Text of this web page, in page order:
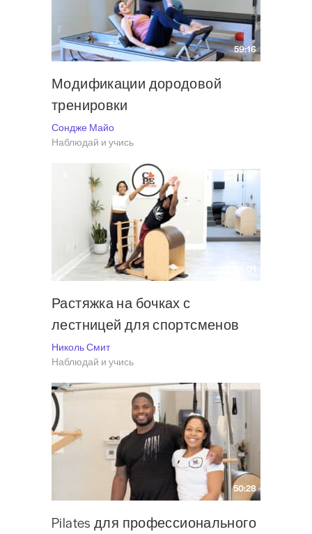
59:16
Модификации дородовой
тренировки
Сондже Майо
Наблюдай и учись
54:01
Растяжка на бочках с
лестницей для спортсменов
Николь Смит
Наблюдай и учись
50:28
Pilates для профессионального